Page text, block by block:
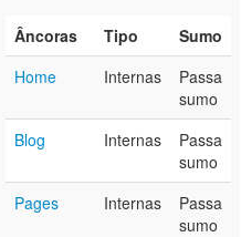
Âncoras Tipo
Sumo
Home
Internas
Passa
sumo
Blog
Internas
Passa
sumo
Pages
Internas
Passa
sumo